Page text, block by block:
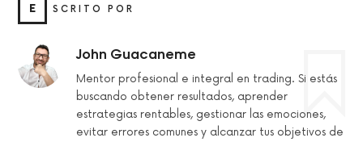
E SCRITO POR
John Guacaneme
Mentor profesional e integral en trading. Si estás
buscando obtener resultados, aprender
estrategias rentables, gestionar las emociones,
evitar errores comunes y alcanzar tus objetivos de